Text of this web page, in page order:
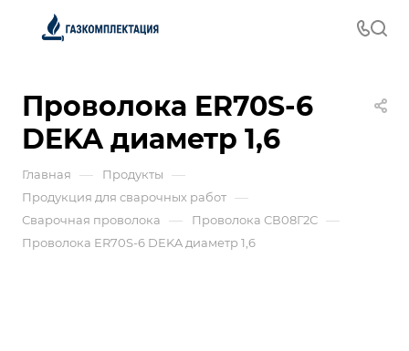
Проволока ER70S-6
DEKA диаметр 1,6
Главная — Продукты —
Продукция для сварочных работ —
Сварочная проволока — Проволока СВ08Г2С —
Проволока ER70S-6 DEKA диаметр 1,6